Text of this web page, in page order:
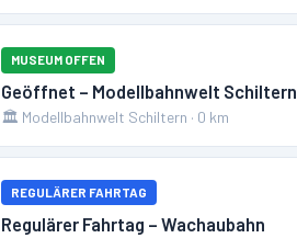
MUSEUM OFFEN
Geöffnet – Modellbahnwelt Schiltern
🏛️ Modellbahnwelt Schiltern · 0 km
REGULÄRER FAHRTAG
Regulärer Fahrtag – Wachaubahn